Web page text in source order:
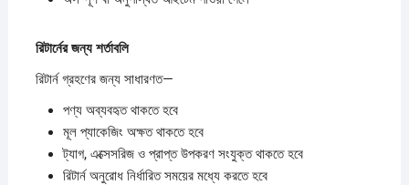
রিটার্নেরজন্যশর্তাবলি
রিটার্ন গ্রহণের জন্য সাধারণত—
পণ্য অব্যবহৃত থাকতে হবে
মূল প্যাকেজিং অক্ষত থাকতে হবে
ট্যাগ, এক্সেসরিজ ও প্রাপ্ত উপকরণ সংযুক্ত থাকতে হবে
রিটার্ন অনুরোধ নির্ধারিত সময়ের মধ্যে করতে হবে